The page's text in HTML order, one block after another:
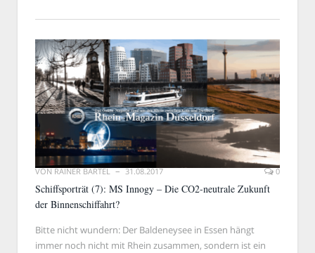
VONRAINER BARTEL 31.08.2017 0
Schiffsporträt (7): MS Innogy – Die CO2-neutrale Zukunft
der Binnenschiffahrt?
Bitte nicht wundern: Der Baldeneysee in Essen hängt
immer noch nicht mit Rhein zusammen, sondern ist ein